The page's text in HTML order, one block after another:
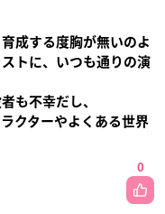
成する度胸が無いのよ
トに、いつも通りの演
も不幸だし、
クターやよくある世界
0